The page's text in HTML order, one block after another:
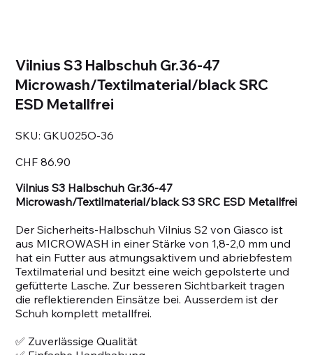
Vilnius S3 Halbschuh Gr.36-47
Microwash/Textilmaterial/black SRC
ESD Metallfrei
SKU:
SKU
GKU025O-
GKU025O-36
CHF 86.90
Vilnius S3 Halbschuh Gr.36-47
Microwash/Textilmaterial/black S3 SRC ESD Metallfrei
Der Sicherheits-Halbschuh Vilnius S2 von Giasco ist
aus MICROWASH in einer Stärke von 1,8-2,0 mm und
hat ein Futter aus atmungsaktivem und abriebfestem
Textilmaterial und besitzt eine weich gepolsterte und
gefütterte Lasche. Zur besseren Sichtbarkeit tragen
die reflektierenden Einsätze bei. Ausserdem ist der
Schuh komplett metallfrei.
✅ Zuverlässige Qualität